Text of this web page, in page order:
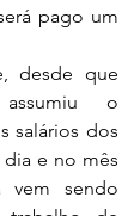
pago um
desde que
o
salários dos
e no mês
vem sendo